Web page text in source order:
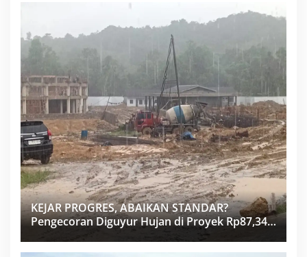
KEJAR PROGRES, ABAIKAN STANDAR?
Pengecoran Diguyur Hujan di Proyek Rp87,34
Miliar Sukma Nias, Konsultan, Pengawas dan
PPK Bungkam